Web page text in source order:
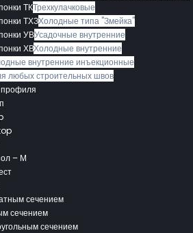
ТКТрехкулачковые
ТХЗХолодные типа "Змейка"
УВУсадочные внутренние
ХВХолодные внутренние
внутренние инъекционные
любых строительных швов
– М
сечением
сечением
сечением